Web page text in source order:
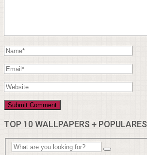
TOP 10 WALLPAPERS + POPULARES